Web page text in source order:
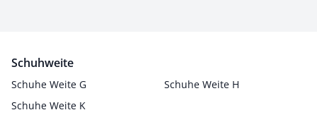
Schuhweite
Schuhe Weite G
Schuhe Weite H
Schuhe Weite K